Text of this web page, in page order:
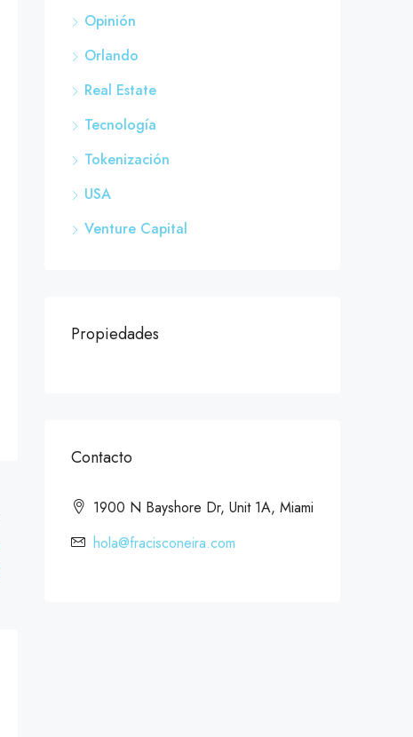
Opinión
Orlando
Real Estate
Tecnología
Tokenización
USA
Venture Capital
Propiedades
Contacto
1900 N Bayshore Dr, Unit 1A, Miami
hola@fracisconeira.com